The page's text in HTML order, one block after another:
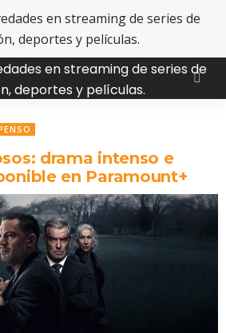
drama intenso e
en Paramount+